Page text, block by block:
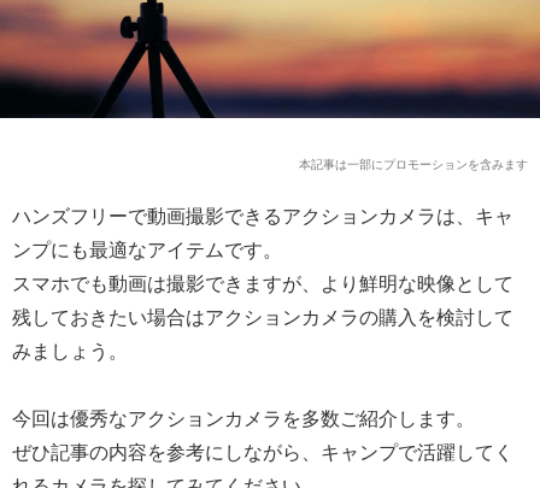
本記事は一部にプロモーションを含みます
ハンズフリーで動画撮影できるアクションカメラは、キャ
ンプにも最適なアイテムです。
スマホでも動画は撮影できますが、より鮮明な映像として
残しておきたい場合はアクションカメラの購入を検討して
みましょう。
今回は優秀なアクションカメラを多数ご紹介します。
ぜひ記事の内容を参考にしながら、キャンプで活躍してく